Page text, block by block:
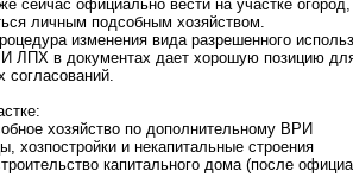
сейчас официально вести на участке
личным подсобным хозяйством.
изменения вида разрешенного
ЛПХ в документах дает хорошую позицию
хозяйство по дополнительному ВРИ
хозпостройки и некапитальные строения
капитального дома (после